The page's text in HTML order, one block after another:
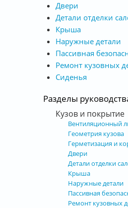
Двери
Детали отделки
Крыша
Наружные детали
Пассивная
Ремонт кузовных
Сиденья
Разделы
Кузов и покрытие
Вентиляционный
Геометрия кузова
Герметизация и
Двери
Детали отделки
Крыша
Наружные детали
Пассивная
Ремонт кузовных